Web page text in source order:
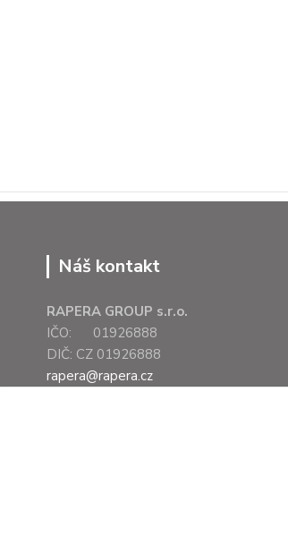
Náš kontakt
RAPERA GROUP s.r.o.
IČO: 01926888
DIČ: CZ 01926888
rapera@rapera.cz